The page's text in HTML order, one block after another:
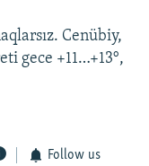
Cenübiy,
gece +11…+13°,
Follow us